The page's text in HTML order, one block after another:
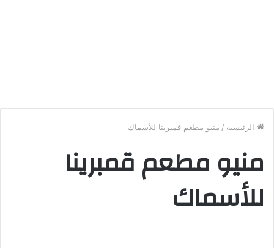
الرئيسية / منيو مطعم قمبرينا للأسماك
منيو مطعم قمبرينا
للأسماك